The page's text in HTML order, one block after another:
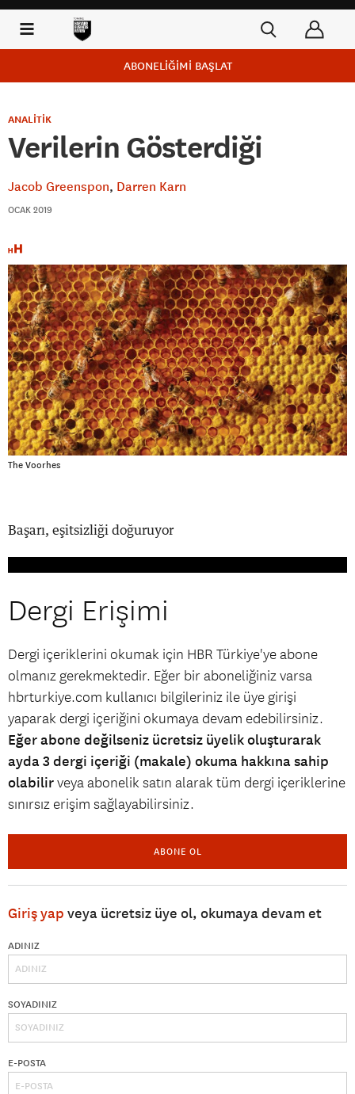
ABONELİĞİMİ BAŞLAT
ANALİTİK
Verilerin Gösterdiği
Jacob Greenspon Darren Karn
OCAK 2019
The Voorhes
Başarı, eşitsizliği doğuruyor
Dergi Erişimi
Dergi içeriklerini okumak için HBR Türkiye'ye abone
olmanız gerekmektedir. Eğer bir aboneliğiniz varsa
hbrturkiye.com kullanıcı bilgileriniz ile üye girişi
yaparak dergi içeriğini okumaya devam edebilirsiniz.
Eğer abone değilseniz ücretsiz üyelik oluşturarak
ayda 3 dergi içeriği (makale) okuma hakkına sahip
olabilirveya abonelik satın alarak tüm dergi içeriklerine
sınırsız erişim sağlayabilirsiniz.
ABONE OL
Giriş yap veya ücretsiz üye ol, okumaya devam et
ADINIZ
SOYADINIZ
E-POSTA